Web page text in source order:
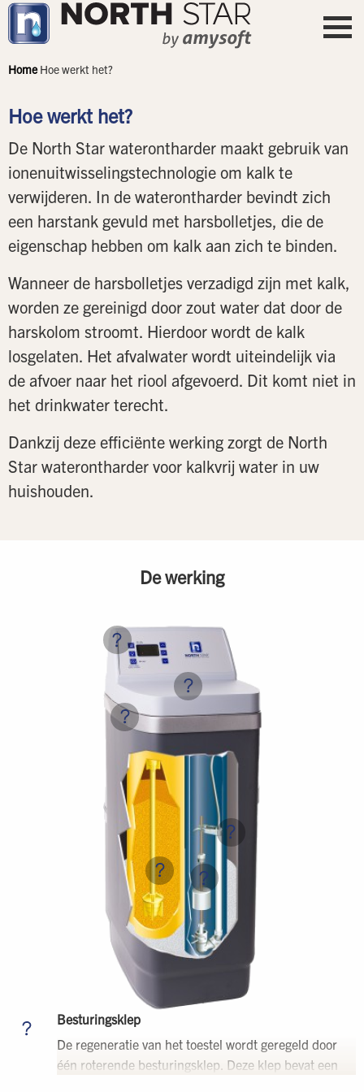
Home Hoe werkt het?
Hoe werkt het?
De North Star waterontharder maakt gebruik van
ionenuitwisselingstechnologie om kalk te
verwijderen. In de waterontharder bevindt zich
een harstank gevuld met harsbolletjes, die de
eigenschap hebben om kalk aan zich te binden.
Wanneer de harsbolletjes verzadigd zijn met kalk,
worden ze gereinigd door zout water dat door de
harskolom stroomt. Hierdoor wordt de kalk
losgelaten. Het afvalwater wordt uiteindelijk via
de afvoer naar het riool afgevoerd. Dit komt niet in
het drinkwater terecht.
Dankzij deze efficiënte werking zorgt de North
Star waterontharder voor kalkvrij water in uw
huishouden.
De werking
Besturingsklep
De regeneratie van het toestel wordt geregeld door
één roterende besturingsklep. Deze klep bevat een